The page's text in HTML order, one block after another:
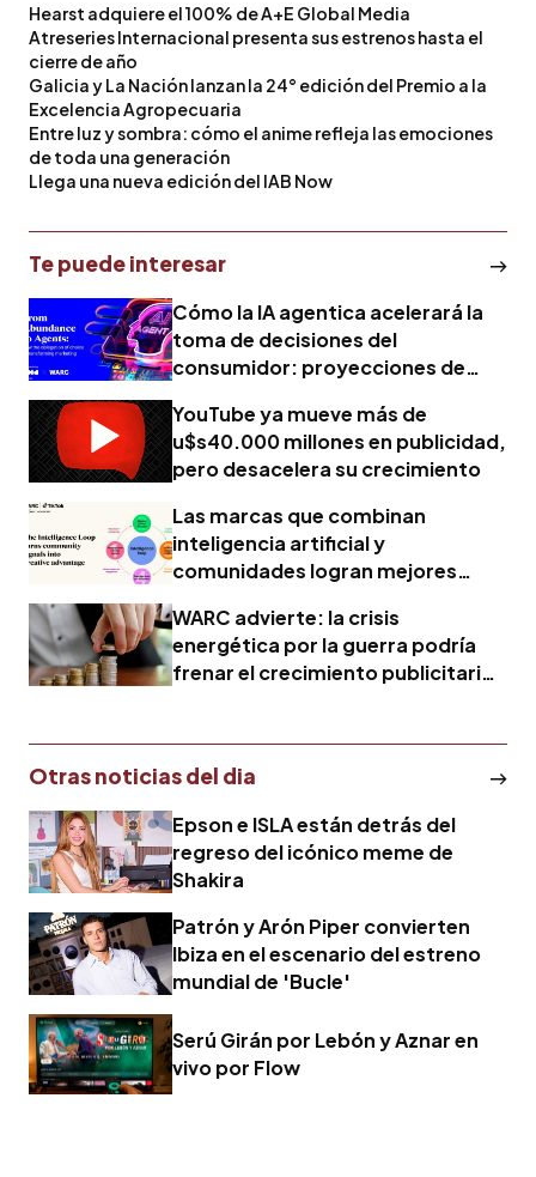
Hearst adquiere el 100% de A+E Global Media
Atreseries Internacional presenta sus estrenos hasta el
cierre de año
Galicia y La Nación lanzan la 24° edición del Premio a la
Excelencia Agropecuaria
Entre luz y sombra: cómo el anime refleja las emociones
de toda una generación
Llega una nueva edición del IAB Now
Te puede interesar
Cómo la IA agentica acelerará la
toma de decisiones del
consumidor: proyecciones de
YouTube ya mueve más de
u$s40.000 millones en publicidad,
pero desacelera su crecimiento
Las marcas que combinan
inteligencia artificial y
comunidades logran mejores
WARC advierte: la crisis
energética por la guerra podría
frenar el crecimiento publicitario
Otras noticias del dia
Epson e ISLA están detrás del
regreso del icónico meme de
Shakira
Patrón y Arón Piper convierten
Ibiza en el escenario del estreno
mundial de 'Bucle'
Serú Girán por Lebón y Aznar en
vivo por Flow